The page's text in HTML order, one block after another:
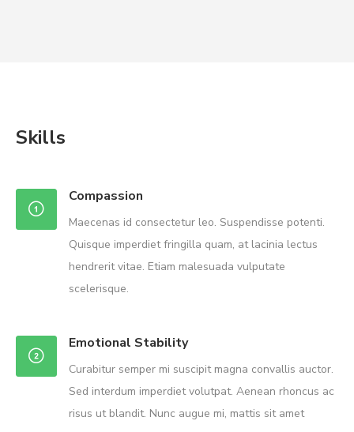
Skills
Compassion
Maecenas id consectetur leo. Suspendisse potenti.
Quisque imperdiet fringilla quam, at lacinia lectus
hendrerit vitae. Etiam malesuada vulputate
scelerisque.
Emotional Stability
Curabitur semper mi suscipit magna convallis auctor.
Sed interdum imperdiet volutpat. Aenean rhoncus ac
risus ut blandit. Nunc augue mi, mattis sit amet